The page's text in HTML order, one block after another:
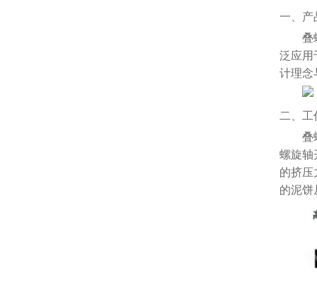
一、产
叠
泛应用
计理念
二、工
叠
螺旋轴
的挤压
的泥饼